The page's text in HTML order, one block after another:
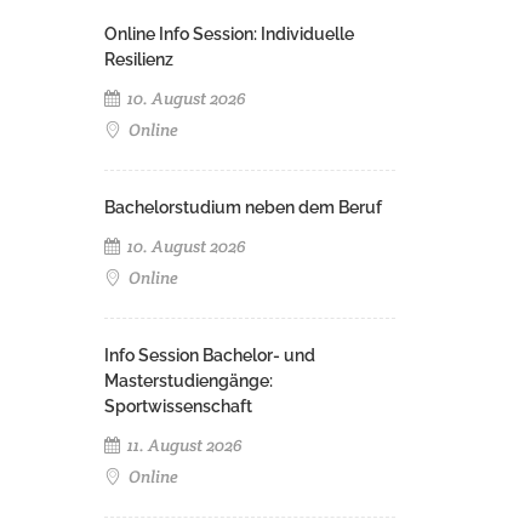
Online Info Session: Individuelle
Resilienz
10. August 2026
Online
Bachelorstudium neben dem Beruf
10. August 2026
Online
Info Session Bachelor- und
Masterstudiengänge:
Sportwissenschaft
11. August 2026
Online